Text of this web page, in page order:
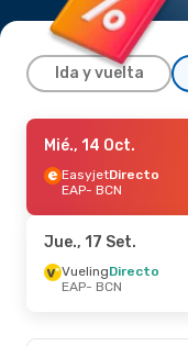
Ida y vuelta
Mié., 14 Oct.
EasyjetDirecto
EAP- BCN
BCN- EAP
Mié., 14 Oct.
EasyjetDirecto
EAP- BCN
Jue., 17 Set.
VuelingDirecto
EAP- BCN